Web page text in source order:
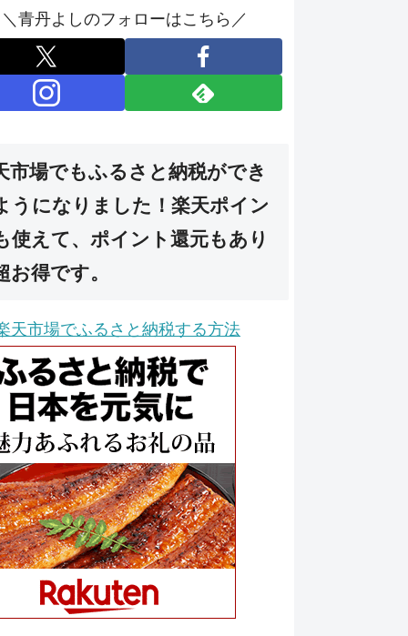
＼青丹よしのフォローはこちら／
市場でもふるさと納税ができ
うになりました！楽天ポイン
使えて、ポイント還元もあり
お得です。
天市場でふるさと納税する方法